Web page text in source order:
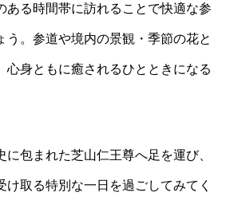
ある時間帯に訪れることで快適な参
う。参道や境内の景観・季節の花と
心身ともに癒されるひとときになる
に包まれた芝山仁王尊へ足を運び、
け取る特別な一日を過ごしてみてく